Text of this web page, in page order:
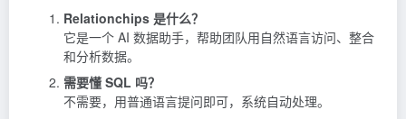
Relationchips 是什么？
它是一个 AI 数据助手，帮助团队用自然语言访问、整合
和分析数据。
需要懂 SQL 吗？
不需要，用普通语言提问即可，系统自动处理。